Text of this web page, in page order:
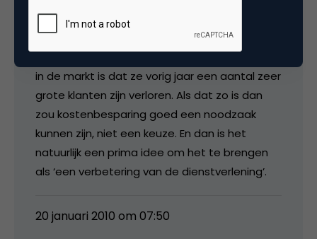
in de markt is dat ze vorig jaar een aantal zeer
grote klanten zijn verloren. Als dat zo is dan
zou kostenbesparing goed een noodzaak
kunnen zijn, niet een keuze. En dan is het
natuurlijk een prima idee om het te brengen
als ‘een verbetering van de dienstverlening’.
20 januari 2010 om 07:50